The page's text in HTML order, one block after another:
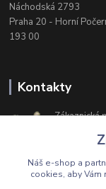
Náchodská 2793
Praha 20 - Horní
193 00
Kontakty
Zákaznická
+420
Po-Čt, 8-
Náš e-shop a
cookies, aby Vám